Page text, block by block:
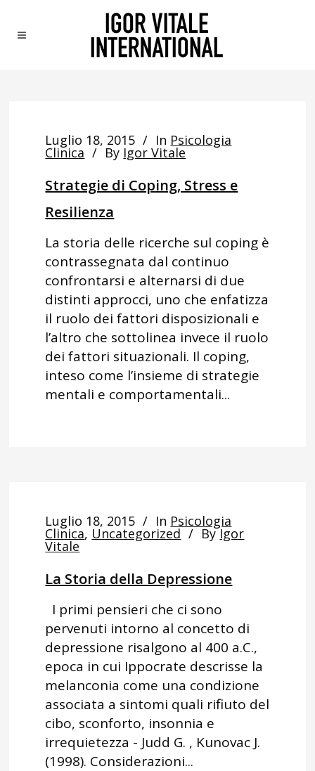
Luglio 18, 2015 In Psicologia
Clinica By Igor Vitale
Strategie di Coping, Stress e
Resilienza
La storia delle ricerche sul coping è
contrassegnata dal continuo
confrontarsi e alternarsi di due
distinti approcci, uno che enfatizza
il ruolo dei fattori disposizionali e
l’altro che sottolinea invece il ruolo
dei fattori situazionali. Il coping,
inteso come l’insieme di strategie
mentali e comportamentali...
Luglio 18, 2015 In Psicologia
Clinica, Uncategorized By Igor
Vitale
La Storia della Depressione
I primi pensieri che ci sono
pervenuti intorno al concetto di
depressione risalgono al 400 a.C.,
epoca in cui Ippocrate descrisse la
melanconia come una condizione
associata a sintomi quali rifiuto del
cibo, sconforto, insonnia e
irrequietezza - Judd G. , Kunovac J.
(1998). Considerazioni...